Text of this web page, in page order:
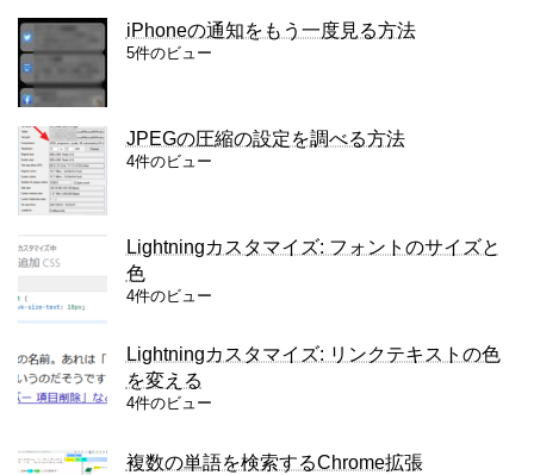
iPhoneの通知をもう一度見る方法
5件のビュー
JPEGの圧縮の設定を調べる方法
4件のビュー
Lightningカスタマイズ: フォントのサイズと
色
4件のビュー
Lightningカスタマイズ: リンクテキストの色
を変える
4件のビュー
複数の単語を検索するChrome拡張